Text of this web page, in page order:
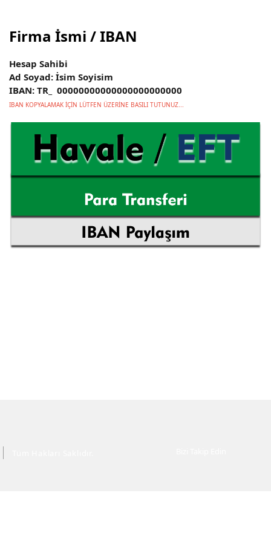
Firma İsmi / IBAN
Hesap Sahibi
Ad Soyad: İsim Soyisim
IBAN: TR_ 00000000000000000000000
IBAN KOPYALAMAK İÇİN LÜTFEN ÜZERİNE BASILI TUTUNUZ...